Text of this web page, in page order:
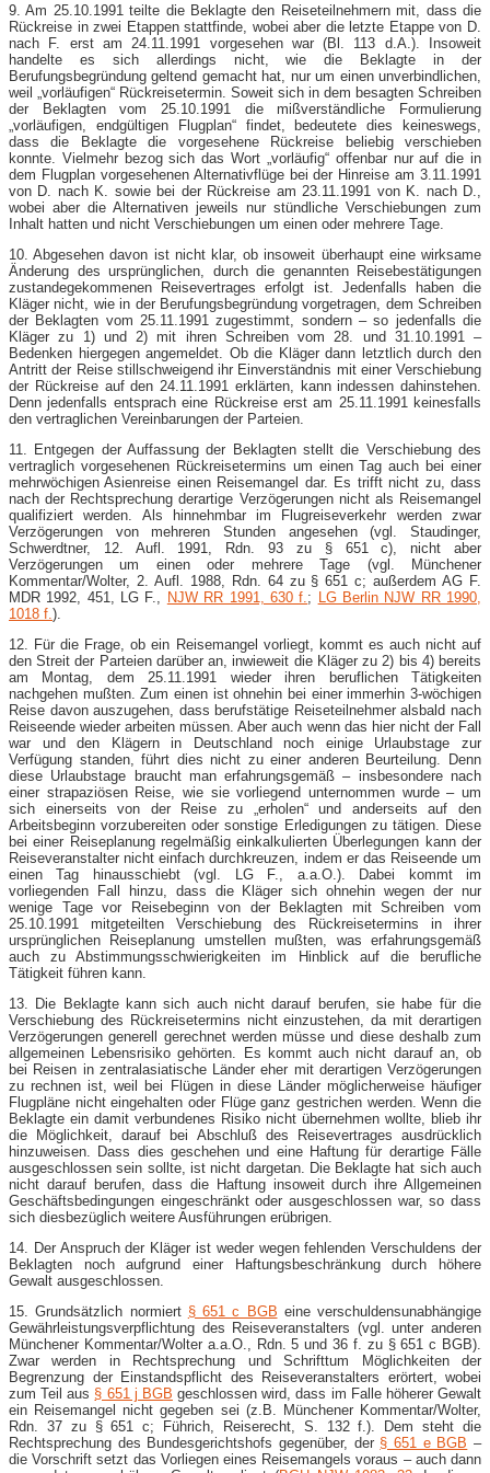
9. Am 25.10.1991 teilte die Beklagte den Reiseteilnehmern mit, dass die
Rückreise in zwei Etappen stattfinde, wobei aber die letzte Etappe von D.
nach F. erst am 24.11.1991 vorgesehen war (Bl. 113 d.A.). Insoweit
handelte es sich allerdings nicht, wie die Beklagte in der
Berufungsbegründung geltend gemacht hat, nur um einen unverbindlichen,
weil „vorläufigen“ Rückreisetermin. Soweit sich in dem besagten Schreiben
der Beklagten vom 25.10.1991 die mißverständliche Formulierung
„vorläufigen, endgültigen Flugplan“ findet, bedeutete dies keineswegs,
dass die Beklagte die vorgesehene Rückreise beliebig verschieben
konnte. Vielmehr bezog sich das Wort „vorläufig“ offenbar nur auf die in
dem Flugplan vorgesehenen Alternativflüge bei der Hinreise am 3.11.1991
von D. nach K. sowie bei der Rückreise am 23.11.1991 von K. nach D.,
wobei aber die Alternativen jeweils nur stündliche Verschiebungen zum
Inhalt hatten und nicht Verschiebungen um einen oder mehrere Tage.
10. Abgesehen davon ist nicht klar, ob insoweit überhaupt eine wirksame
Änderung des ursprünglichen, durch die genannten Reisebestätigungen
zustandegekommenen Reisevertrages erfolgt ist. Jedenfalls haben die
Kläger nicht, wie in der Berufungsbegründung vorgetragen, dem Schreiben
der Beklagten vom 25.11.1991 zugestimmt, sondern – so jedenfalls die
Kläger zu 1) und 2) mit ihren Schreiben vom 28. und 31.10.1991 –
Bedenken hiergegen angemeldet. Ob die Kläger dann letztlich durch den
Antritt der Reise stillschweigend ihr Einverständnis mit einer Verschiebung
der Rückreise auf den 24.11.1991 erklärten, kann indessen dahinstehen.
Denn jedenfalls entsprach eine Rückreise erst am 25.11.1991 keinesfalls
den vertraglichen Vereinbarungen der Parteien.
11. Entgegen der Auffassung der Beklagten stellt die Verschiebung des
vertraglich vorgesehenen Rückreisetermins um einen Tag auch bei einer
mehrwöchigen Asienreise einen Reisemangel dar. Es trifft nicht zu, dass
nach der Rechtsprechung derartige Verzögerungen nicht als Reisemangel
qualifiziert werden. Als hinnehmbar im Flugreiseverkehr werden zwar
Verzögerungen von mehreren Stunden angesehen (vgl. Staudinger,
Schwerdtner, 12. Aufl. 1991, Rdn. 93 zu § 651 c), nicht aber
Verzögerungen um einen oder mehrere Tage (vgl. Münchener
Kommentar/Wolter, 2. Aufl. 1988, Rdn. 64 zu § 651 c; außerdem AG F.
MDR 1992, 451, LG F., NJW RR 1991, 630 f. ; LG Berlin NJW RR 1990,
1018 f. ).
12. Für die Frage, ob ein Reisemangel vorliegt, kommt es auch nicht auf
den Streit der Parteien darüber an, inwieweit die Kläger zu 2) bis 4) bereits
am Montag, dem 25.11.1991 wieder ihren beruflichen Tätigkeiten
nachgehen mußten. Zum einen ist ohnehin bei einer immerhin 3-​wöchigen
Reise davon auszugehen, dass berufstätige Reiseteilnehmer alsbald nach
Reiseende wieder arbeiten müssen. Aber auch wenn das hier nicht der Fall
war und den Klägern in Deutschland noch einige Urlaubstage zur
Verfügung standen, führt dies nicht zu einer anderen Beurteilung. Denn
diese Urlaubstage braucht man erfahrungsgemäß – insbesondere nach
einer strapaziösen Reise, wie sie vorliegend unternommen wurde – um
sich einerseits von der Reise zu „erholen“ und anderseits auf den
Arbeitsbeginn vorzubereiten oder sonstige Erledigungen zu tätigen. Diese
bei einer Reiseplanung regelmäßig einkalkulierten Überlegungen kann der
Reiseveranstalter nicht einfach durchkreuzen, indem er das Reiseende um
einen Tag hinausschiebt (vgl. LG F., a.a.O.). Dabei kommt im
vorliegenden Fall hinzu, dass die Kläger sich ohnehin wegen der nur
wenige Tage vor Reisebeginn von der Beklagten mit Schreiben vom
25.10.1991 mitgeteilten Verschiebung des Rückreisetermins in ihrer
ursprünglichen Reiseplanung umstellen mußten, was erfahrungsgemäß
auch zu Abstimmungsschwierigkeiten im Hinblick auf die berufliche
Tätigkeit führen kann.
13. Die Beklagte kann sich auch nicht darauf berufen, sie habe für die
Verschiebung des Rückreisetermins nicht einzustehen, da mit derartigen
Verzögerungen generell gerechnet werden müsse und diese deshalb zum
allgemeinen Lebensrisiko gehörten. Es kommt auch nicht darauf an, ob
bei Reisen in zentralasiatische Länder eher mit derartigen Verzögerungen
zu rechnen ist, weil bei Flügen in diese Länder möglicherweise häufiger
Flugpläne nicht eingehalten oder Flüge ganz gestrichen werden. Wenn die
Beklagte ein damit verbundenes Risiko nicht übernehmen wollte, blieb ihr
die Möglichkeit, darauf bei Abschluß des Reisevertrages ausdrücklich
hinzuweisen. Dass dies geschehen und eine Haftung für derartige Fälle
ausgeschlossen sein sollte, ist nicht dargetan. Die Beklagte hat sich auch
nicht darauf berufen, dass die Haftung insoweit durch ihre Allgemeinen
Geschäftsbedingungen eingeschränkt oder ausgeschlossen war, so dass
sich diesbezüglich weitere Ausführungen erübrigen.
14. Der Anspruch der Kläger ist weder wegen fehlenden Verschuldens der
Beklagten noch aufgrund einer Haftungsbeschränkung durch höhere
Gewalt ausgeschlossen.
15. Grundsätzlich normiert § 651 c BGB eine verschuldensunabhängige
Gewährleistungsverpflichtung des Reiseveranstalters (vgl. unter anderen
Münchener Kommentar/Wolter a.a.O., Rdn. 5 und 36 f. zu § 651 c BGB).
Zwar werden in Rechtsprechung und Schrifttum Möglichkeiten der
Begrenzung der Einstandspflicht des Reiseveranstalters erörtert, wobei
zum Teil aus § 651 j BGB geschlossen wird, dass im Falle höherer Gewalt
ein Reisemangel nicht gegeben sei (z.B. Münchener Kommentar/Wolter,
Rdn. 37 zu § 651 c; Führich, Reiserecht, S. 132 f.). Dem steht die
Rechtsprechung des Bundesgerichtshofs gegenüber, der § 651 e BGB –
die Vorschrift setzt das Vorliegen eines Reisemangels voraus – auch dann